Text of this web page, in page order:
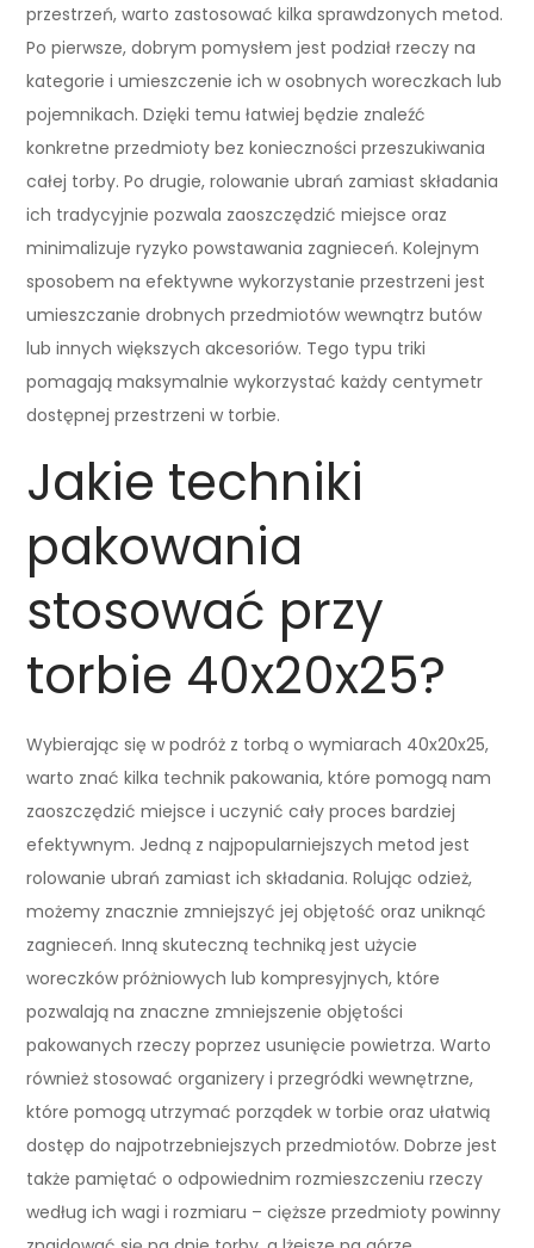
przestrzeń, warto zastosować kilka sprawdzonych metod.
Po pierwsze, dobrym pomysłem jest podział rzeczy na
kategorie i umieszczenie ich w osobnych woreczkach lub
pojemnikach. Dzięki temu łatwiej będzie znaleźć
konkretne przedmioty bez konieczności przeszukiwania
całej torby. Po drugie, rolowanie ubrań zamiast składania
ich tradycyjnie pozwala zaoszczędzić miejsce oraz
minimalizuje ryzyko powstawania zagnieceń. Kolejnym
sposobem na efektywne wykorzystanie przestrzeni jest
umieszczanie drobnych przedmiotów wewnątrz butów
lub innych większych akcesoriów. Tego typu triki
pomagają maksymalnie wykorzystać każdy centymetr
dostępnej przestrzeni w torbie.
Jakie techniki
pakowania
stosować przy
torbie 40x20x25?
Wybierając się w podróż z torbą o wymiarach 40x20x25,
warto znać kilka technik pakowania, które pomogą nam
zaoszczędzić miejsce i uczynić cały proces bardziej
efektywnym. Jedną z najpopularniejszych metod jest
rolowanie ubrań zamiast ich składania. Rolując odzież,
możemy znacznie zmniejszyć jej objętość oraz uniknąć
zagnieceń. Inną skuteczną techniką jest użycie
woreczków próżniowych lub kompresyjnych, które
pozwalają na znaczne zmniejszenie objętości
pakowanych rzeczy poprzez usunięcie powietrza. Warto
również stosować organizery i przegródki wewnętrzne,
które pomogą utrzymać porządek w torbie oraz ułatwią
dostęp do najpotrzebniejszych przedmiotów. Dobrze jest
także pamiętać o odpowiednim rozmieszczeniu rzeczy
według ich wagi i rozmiaru – cięższe przedmioty powinny